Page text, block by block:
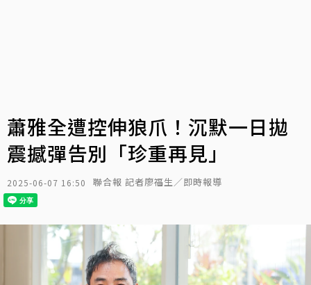
蕭雅全遭控伸狼爪！沉默一日拋
震撼彈告別「珍重再見」
2025-06-07 16:50 聯合報 記者廖福生／即時報導